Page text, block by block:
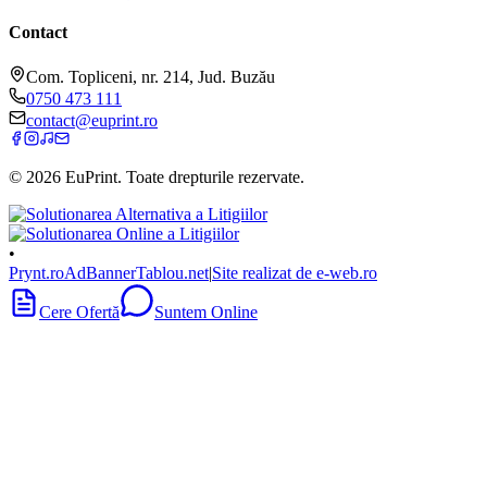
Contact
Com. Topliceni, nr. 214, Jud. Buzău
0750 473 111
contact@euprint.ro
© 2026 EuPrint. Toate drepturile rezervate.
•
Prynt.roAdBannerTablou.net|Site realizat de e-web.ro
Cere Ofertă Suntem Online